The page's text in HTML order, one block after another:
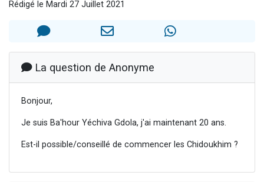
2 nouvelles musiques dans Torah-Box Music
4 personnes viennent de faire un don pour Reloger Rivka, 6 enfants, victime de violences...
Rédigé le Mardi 27 Juillet 2021
La question de Anonyme
Bonjour,
Je suis Ba'hour Yéchiva Gdola, j'ai maintenant 20 ans.
Est-il possible/conseillé de commencer les Chidoukhim ?